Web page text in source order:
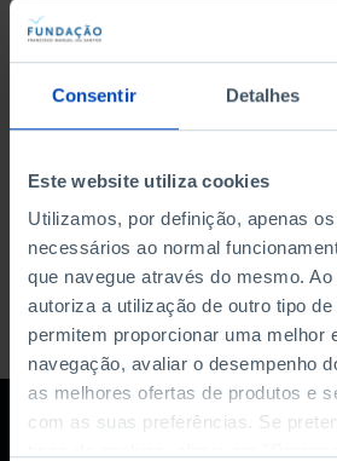
Consentir Detalhes
Este website utiliza cookies
Utilizamos, por definição, apenas
necessários ao normal
que navegue através do mesmo.
autoriza a utilização de outro tipo
permitem proporcionar uma melhor
navegação, avaliar o desempenho
as melhores ofertas de produtos e
com as suas preferências. Se
DATA DE INÍCIO
DATA DE FIM